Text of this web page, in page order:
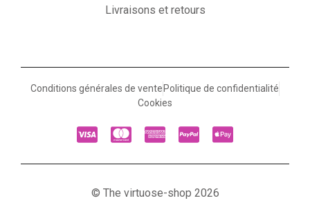
Livraisons et retours
Conditions générales de vente Politique de confidentialité
Cookies
© The virtuose-shop 2026